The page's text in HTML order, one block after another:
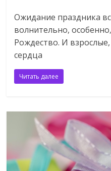
Ожидание праздника
волнительно,
Рождество. И
сердца
Читать далее